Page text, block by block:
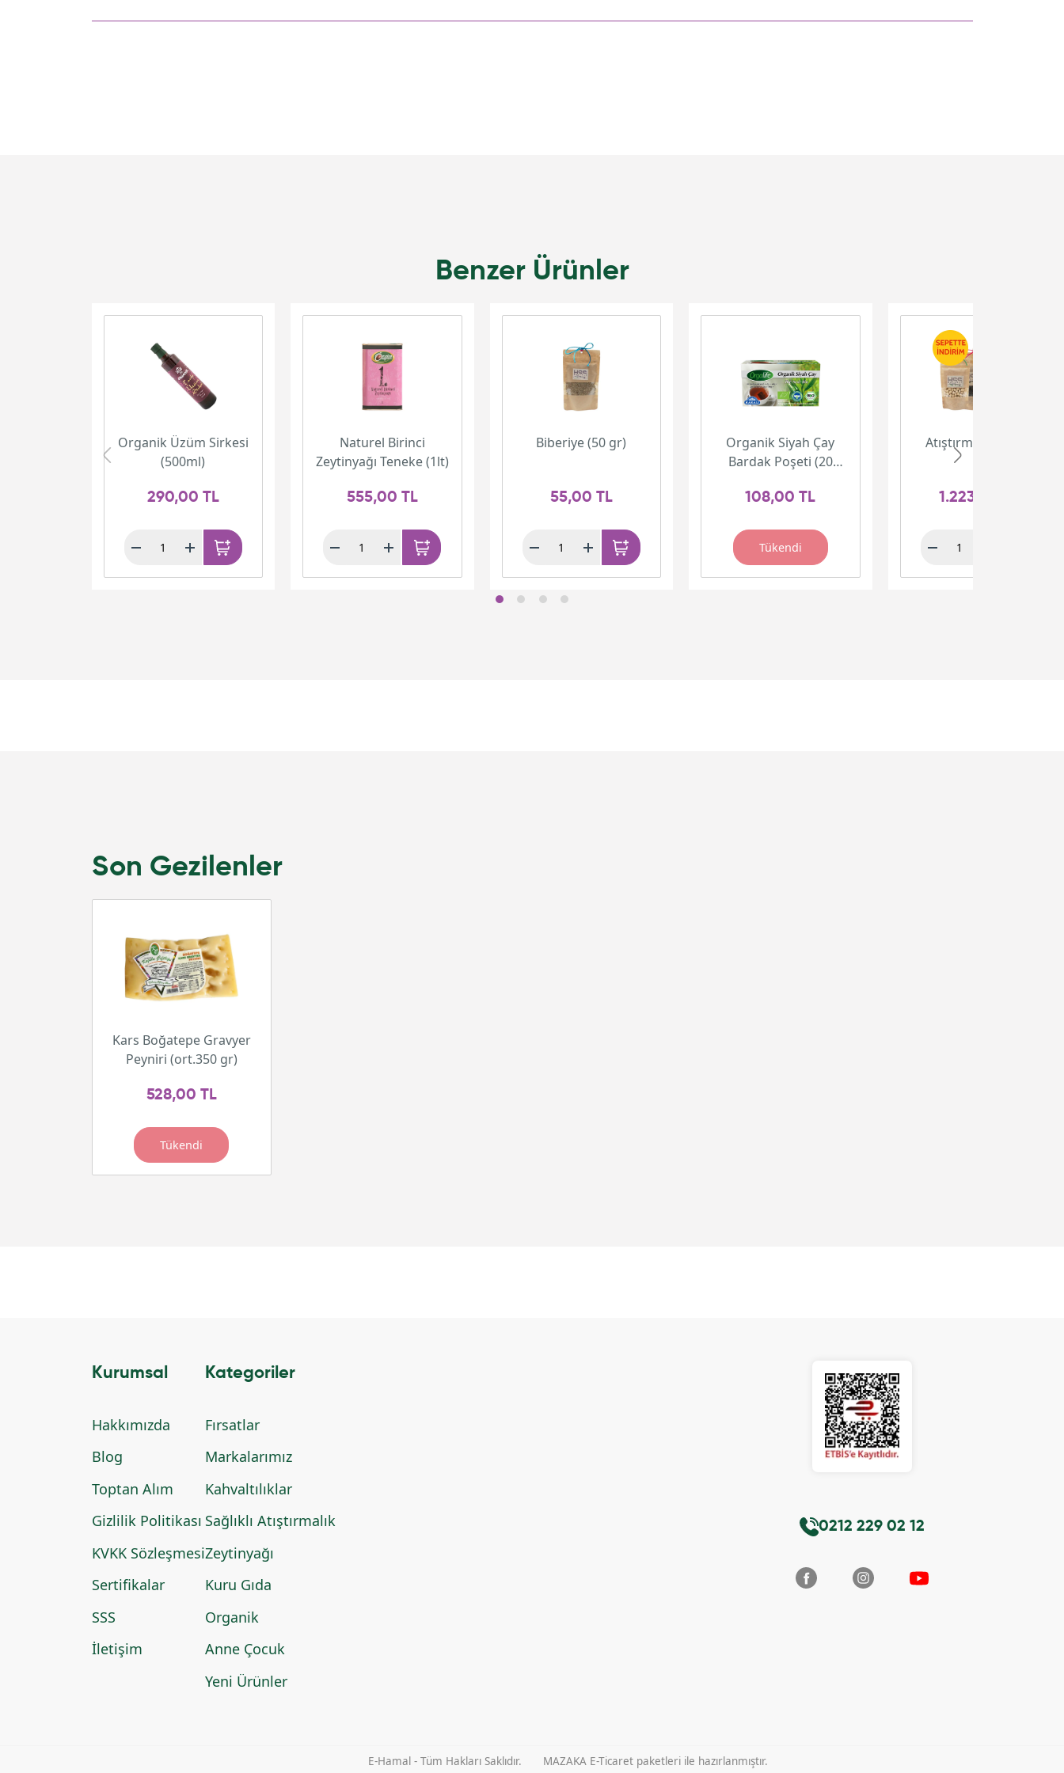
Benzer Ürünler
Organik Üzüm Sirkesi
(500ml)
290,00 TL
Naturel Birinci
Zeytinyağı Teneke (1lt)
555,00 TL
Biberiye (50 gr)
55,00 TL
Organik Siyah Çay
Bardak Poşeti (20
108,00 TL
Tükendi
Atıştırmalık Paketi
1.223,00 TL
Son Gezilenler
Kars Boğatepe Gravyer
Peyniri (ort.350 gr)
528,00 TL
Tükendi
Kurumsal
Hakkımızda
Blog
Toptan Alım
Gizlilik Politikası
KVKK Sözleşmesi
Sertifikalar
SSS
İletişim
Kategoriler
Fırsatlar
Markalarımız
Kahvaltılıklar
Sağlıklı Atıştırmalık
Zeytinyağı
Kuru Gıda
Organik
Anne Çocuk
Yeni Ürünler
0212 229 02 12
E-Hamal - Tüm Hakları Saklıdır. MAZAKA E-Ticaret paketleri ile hazırlanmıştır.